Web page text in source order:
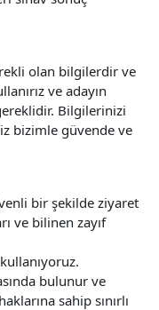
olan bilgilerdir ve
ve adayın
Bilgilerinizi
bizimle güvende ve
bir şekilde ziyaret
ve bilinen zayıf
bulunur ve
sahip sınırlı